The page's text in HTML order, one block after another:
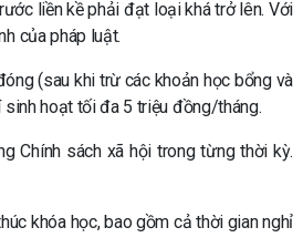
liền kề phải đạt loại khá trở lên. Với
của pháp luật.
(sau khi trừ các khoản học bổng và
sinh hoạt tối đa 5 triệu đồng/tháng.
Chính sách xã hội trong từng thời kỳ.
khóa học, bao gồm cả thời gian nghỉ